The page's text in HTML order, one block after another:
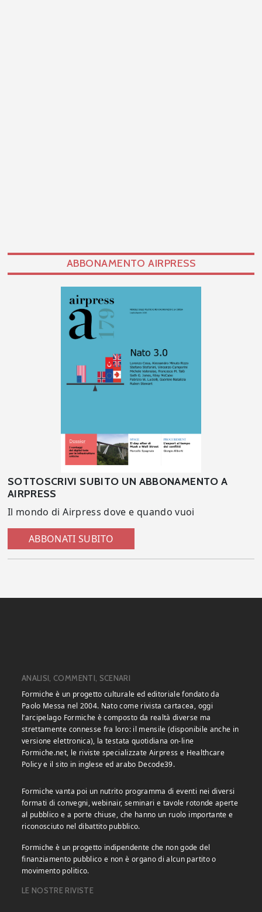
ABBONAMENTO AIRPRESS
SOTTOSCRIVI SUBITO UN ABBONAMENTO A
AIRPRESS
Il mondo di Airpress dove e quando vuoi
ABBONATI SUBITO
ANALISI, COMMENTI, SCENARI
Formiche è un progetto culturale ed editoriale fondato da
Paolo Messa nel 2004. Nato come rivista cartacea, oggi
l’arcipelago Formiche è composto da realtà diverse ma
strettamente connesse fra loro: il mensile (disponibile anche in
versione elettronica), la testata quotidiana on-line
Formiche.net, le riviste specializzate Airpress e Healthcare
Policy e il sito in inglese ed arabo Decode39.
Formiche vanta poi un nutrito programma di eventi nei diversi
formati di convegni, webinair, seminari e tavole rotonde aperte
al pubblico e a porte chiuse, che hanno un ruolo importante e
riconosciuto nel dibattito pubblico.
Formiche è un progetto indipendente che non gode del
finanziamento pubblico e non è organo di alcun partito o
movimento politico.
LE NOSTRE RIVISTE